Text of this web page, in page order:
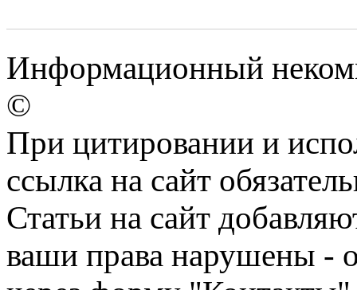
Информационный
©
При цитировании и
ссылка на сайт
Статьи на сайт
ваши права нарушены -